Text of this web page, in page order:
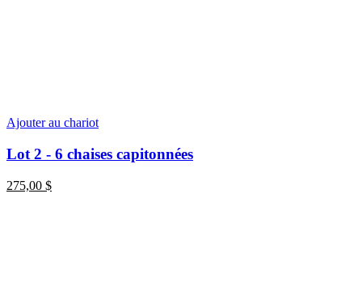
Ajouter au chariot
Lot 2 - 6 chaises capitonnées
275,00 $